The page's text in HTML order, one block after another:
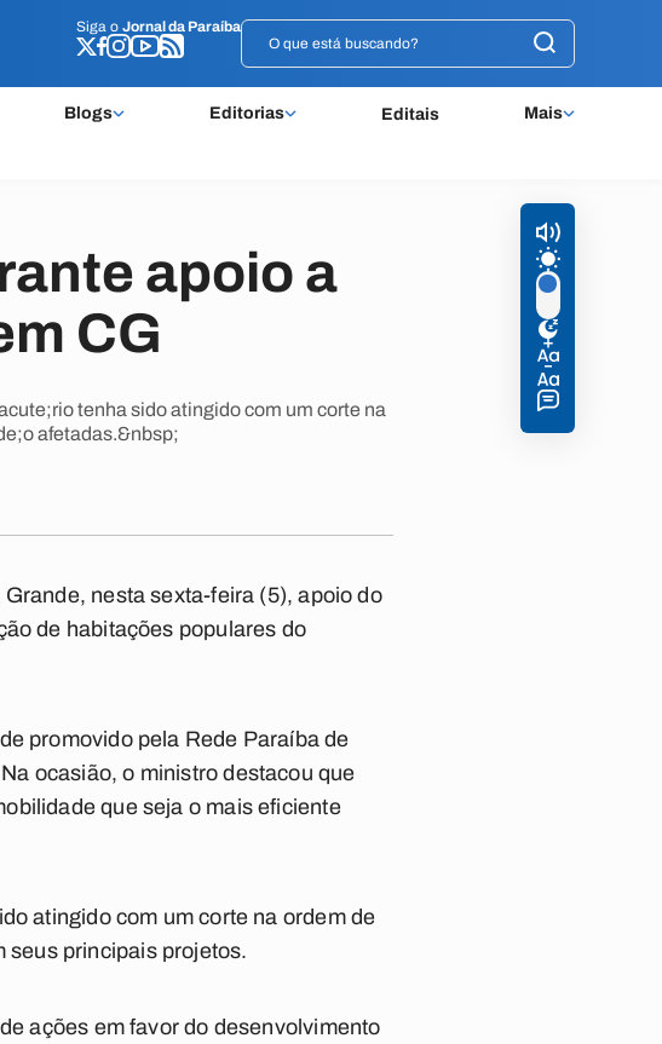
Siga o Jornal da Paraíba
Blogs Editorias Editais Mais
Siga o Jornal da Paraíba
apoio a
CG
tenha sido atingido com um corte na
afetadas.&nbsp;
nesta sexta-feira (5), apoio do
de habitações populares do
promovido pela Rede Paraíba de
ocasião, o ministro destacou que
que seja o mais eficiente
atingido com um corte na ordem de
seus principais projetos.
ações em favor do desenvolvimento